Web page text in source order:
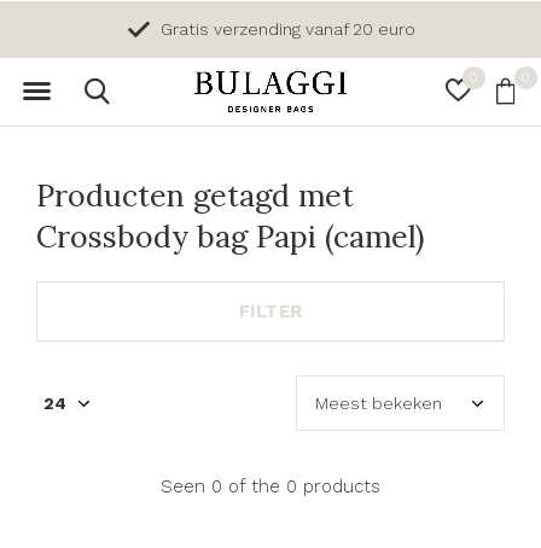
0 0
Gratis verzending vanaf 20 euro
Producten getagd met
Crossbody bag Papi (camel)
FILTER
Seen 0 of the 0 products